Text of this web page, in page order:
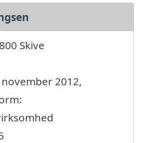
Skive
2012,